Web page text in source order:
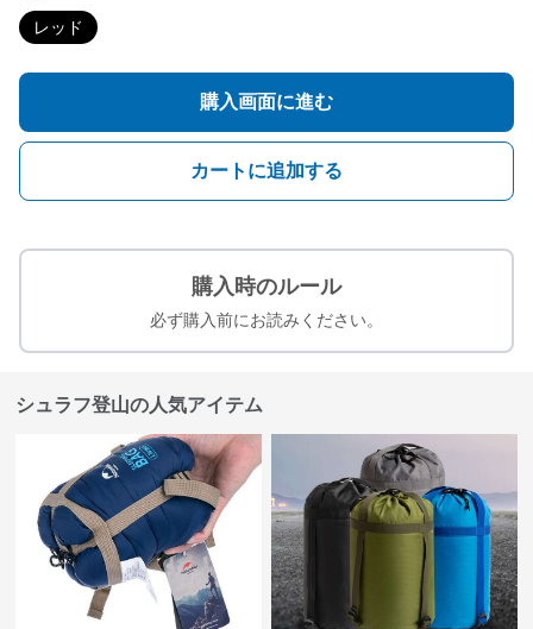
レッド
購入画面に進む
カートに追加する
購入時のルール
必ず購入前にお読みください。
シュラフ登山の人気アイテム